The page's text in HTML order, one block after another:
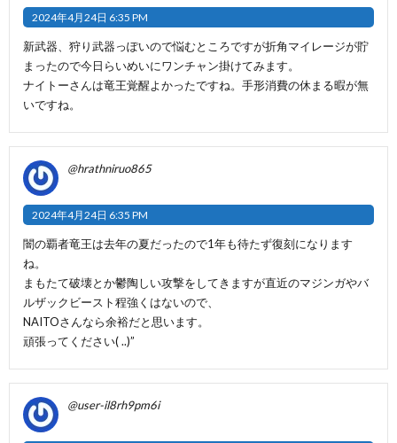
2024年4月24日 6:35 PM
新武器、狩り武器っぽいので悩むところですが折角マイレージが貯
まったので今日らいめいにワンチャン掛けてみます。
ナイトーさんは竜王覚醒よかったですね。手形消費の休まる暇が無
いですね。
@hrathniruo865
2024年4月24日 6:35 PM
闇の覇者竜王は去年の夏だったので1年も待たず復刻になります
ね。
まもたて破壊とか鬱陶しい攻撃をしてきますが直近のマジンガやバ
ルザックビースト程強くはないので、
NAITOさんなら余裕だと思います。
頑張ってください( ..)”
@user-il8rh9pm6i